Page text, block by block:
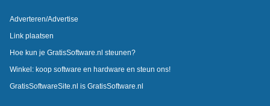
Adverteren/Advertise
Link plaatsen
Hoe kun je GratisSoftware.nl steunen?
Winkel: koop software en hardware en steun ons!
GratisSoftwareSite.nl is GratisSoftware.nl